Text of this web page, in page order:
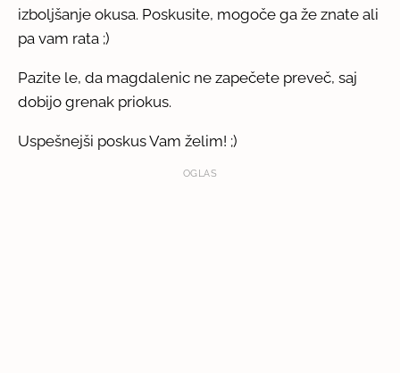
izboljšanje okusa. Poskusite, mogoče ga že znate ali
pa vam rata ;)
Pazite le, da magdalenic ne zapečete preveč, saj
dobijo grenak priokus.
Uspešnejši poskus Vam želim! ;)
OGLAS